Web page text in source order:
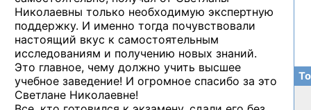
Николаевны только необходимую экспертную
поддержку. И именно тогда почувствовали
настоящий вкус к самостоятельным
исследованиям и получению новых знаний.
Это главное, чему должно учить высшее
учебное заведение! И огромное спасибо за это
Светлане Николаевне!